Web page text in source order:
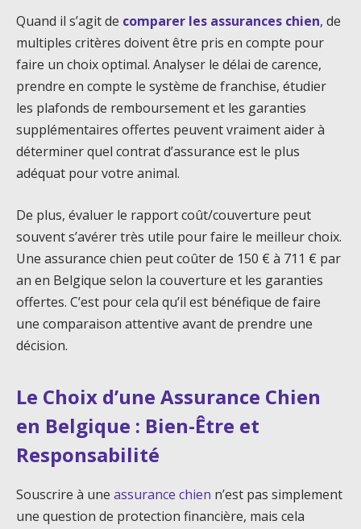
Quand il s’agit de comparer les assurances chien, de
multiples critères doivent être pris en compte pour
faire un choix optimal. Analyser le délai de carence,
prendre en compte le système de franchise, étudier
les plafonds de remboursement et les garanties
supplémentaires offertes peuvent vraiment aider à
déterminer quel contrat d’assurance est le plus
adéquat pour votre animal.
De plus, évaluer le rapport coût/couverture peut
souvent s’avérer très utile pour faire le meilleur choix.
Une assurance chien peut coûter de 150 € à 711 € par
an en Belgique selon la couverture et les garanties
offertes. C’est pour cela qu’il est bénéfique de faire
une comparaison attentive avant de prendre une
décision.
Le Choix d’une Assurance Chien
en Belgique : Bien-Être et
Responsabilité
Souscrire à une assurance chien n’est pas simplement
une question de protection financière, mais cela